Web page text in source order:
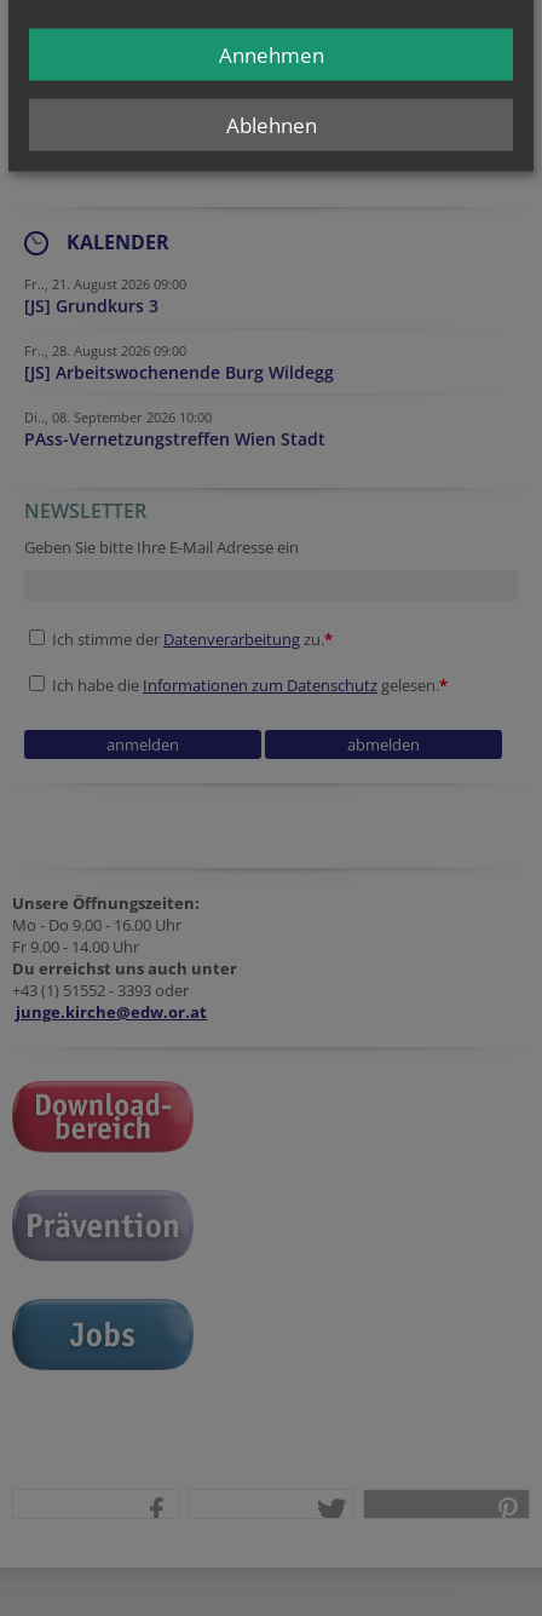
KALENDER
Fr.., 21. August 2026 09:00
[JS] Grundkurs 3
Fr.., 28. August 2026 09:00
[JS] Arbeitswochenende Burg Wildegg
Di.., 08. September 2026 10:00
PAss-Vernetzungstreffen Wien Stadt
Company website
Fax
Website
Company website
Tracking ID
NEWSLETTER
Geben Sie bitte Ihre E-Mail Adresse ein
Ich stimme der Datenverarbeitungzu.*
Ich habe die Informationen zum Datenschutz gelesen.*
Unsere Öffnungszeiten:
Mo - Do 9.00 - 16.00 Uhr
Fr 9.00 - 14.00 Uhr
Du erreichst uns auch unter
+43 (1) 51552 - 3393 oder
junge.kirche@edw.or.at
Ablehnen
Annehmen